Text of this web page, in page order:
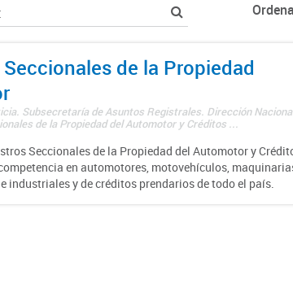
de la Propiedad
Subsecretaría de Asuntos Registrales. Dirección
de la Propiedad del Automotor y Créditos ...
Seccionales de la Propiedad del Automotor y
en automotores, motovehículos,
industriales y de créditos prendarios de todo el país.